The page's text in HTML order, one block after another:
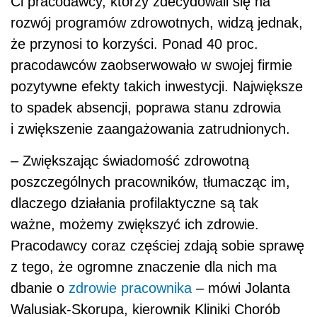
rozwój programów zdrowotnych, widzą jednak,
że przynosi to korzyści. Ponad 40 proc.
pracodawców zaobserwowało w swojej firmie
pozytywne efekty takich inwestycji. Największe
to spadek absencji, poprawa stanu zdrowia
i zwiększenie zaangażowania zatrudnionych.
– Zwiększając świadomość zdrowotną
poszczególnych pracowników, tłumacząc im,
dlaczego działania profilaktyczne są tak
ważne, możemy zwiększyć ich zdrowie.
Pracodawcy coraz częściej zdają sobie sprawę
z tego, że ogromne znaczenie dla nich ma
dbanie o zdrowie pracownika – mówi Jolanta
Walusiak-Skorupa, kierownik Kliniki Chorób